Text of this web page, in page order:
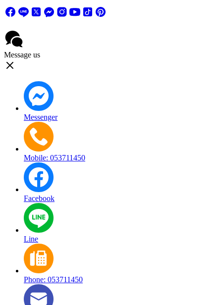
Message us
Messenger
Mobile: 053711450
Facebook
Line
Phone: 053711450